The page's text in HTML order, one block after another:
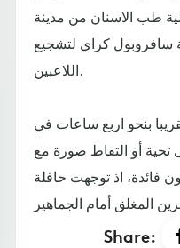
طب الاسنان من مدينة
كراي لتشجيع
اللاعبين.
مسافة 285 كلم تقريبا بنحو اربع ساعات في
تحية أو التقاط صورة مع
فائدة، اذ توجهت حافلة
Share: